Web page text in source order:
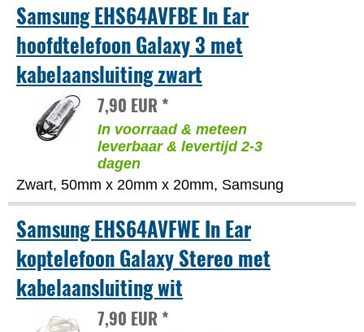
Samsung EHS64AVFBE In Ear
hoofdtelefoon Galaxy 3 met
kabelaansluiting zwart
7,90 EUR *
In voorraad & meteen
leverbaar & levertijd 2-3
dagen
Zwart, 50mm x 20mm x 20mm, Samsung
Samsung EHS64AVFWE In Ear
koptelefoon Galaxy Stereo met
kabelaansluiting wit
7,90 EUR *